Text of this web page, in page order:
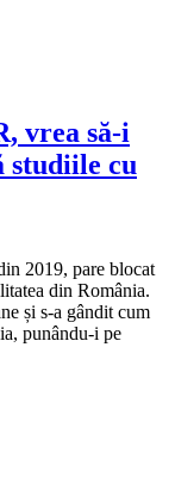
vrea să-i
studiile cu
2019, pare blocat
din România.
și s-a gândit cum
punându-i pe